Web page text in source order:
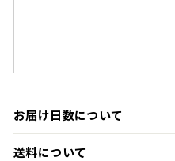
お届け日数について
送料について